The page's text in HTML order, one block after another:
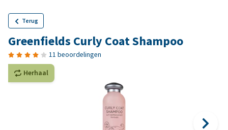
Terug
Greenfields Curly Coat Shampoo
11 beoordelingen
Herhaal